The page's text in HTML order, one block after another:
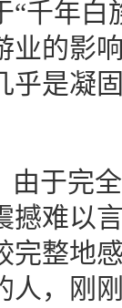
千年
业的影
乎是凝
于完全
撼难以
完整
人，刚